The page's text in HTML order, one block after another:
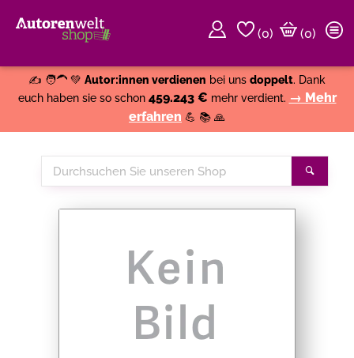
(0)
(0)
✍️ 🧑‍🦱 💚 Autor:innen verdienen bei uns doppelt. Dank
euch haben sie so schon 459.243 € mehr verdient. → Mehr
erfahren 💪 📚 🙏
Durchsuchen
Sie